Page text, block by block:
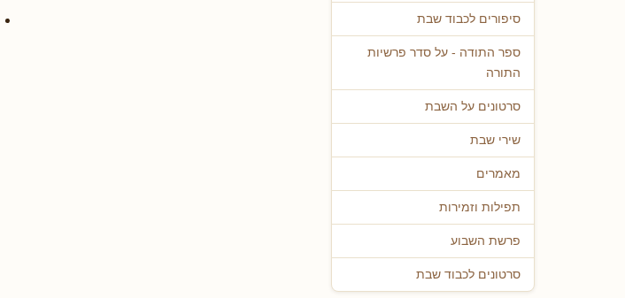
סיפורים לכבוד שבת
ספר התודה - על סדר פרשיות
התורה
סרטונים על השבת
שירי שבת
מאמרים
תפילות וזמירות
פרשת השבוע
סרטונים לכבוד שבת